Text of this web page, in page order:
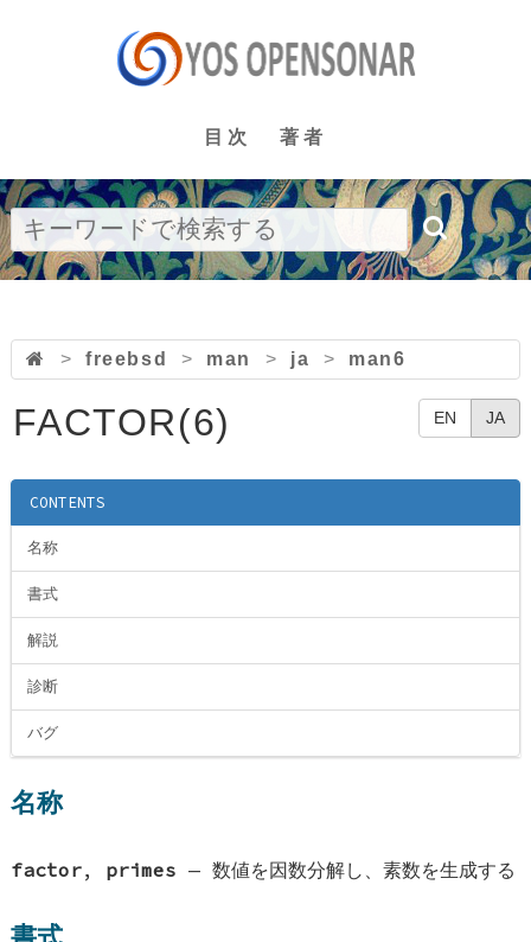
目次 著者
> freebsd > man > ja > man6
EN JA
FACTOR(6)
CONTENTS
名称
書式
解説
診断
バグ
名称
factor, primes —数値を因数分解し、素数を生成する